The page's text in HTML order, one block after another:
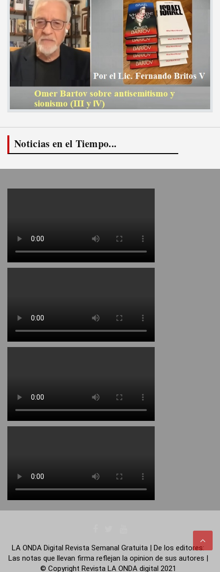
Noticias en el Tiempo...
LA ONDA Digital Revista Semanal Gratuita | De los editores:
Las notas que llevan firma reflejan la opinion de sus autores |
© Copyright Revista LA ONDA digital 2021